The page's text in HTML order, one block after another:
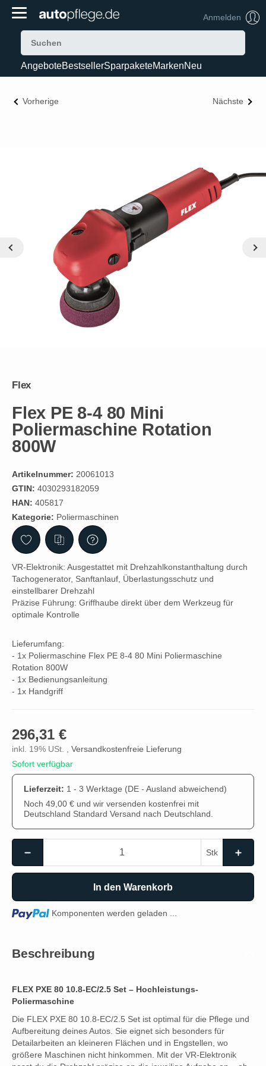
Anmelden
AngeboteBestsellerSparpaketeMarkenNeu
Vorherige Nächste
Flex
Flex PE 8-4 80 Mini
Poliermaschine Rotation
800W
Artikelnummer: 20061013
GTIN: 4030293182059
HAN: 405817
Kategorie: Poliermaschinen
VR-Elektronik: Ausgestattet mit Drehzahlkonstanthaltung durch
Tachogenerator, Sanftanlauf, Überlastungsschutz und
einstellbarer Drehzahl
Präzise Führung: Griffhaube direkt über dem Werkzeug für
optimale Kontrolle
Lieferumfang:
- 1x Poliermaschine Flex PE 8-4 80 Mini Poliermaschine
Rotation 800W
- 1x Bedienungsanleitung
- 1x Handgriff
296,31 €
inkl. 19% USt. , Versandkostenfreie Lieferung
Sofort verfügbar
Lieferzeit: 1 - 3 Werktage (DE - Ausland abweichend)
Noch 49,00 € und wir versenden kostenfrei mit
Deutschland Standard Versand nach Deutschland.
Stk
In den Warenkorb
Loading... Komponenten werden geladen ...
Beschreibung
FLEX PXE 80 10.8-EC/2.5 Set – Hochleistungs-
Poliermaschine
Die FLEX PXE 80 10.8-EC/2.5 Set ist optimal für die Pflege und
Aufbereitung deines Autos. Sie eignet sich besonders für
Detailarbeiten an kleineren Flächen und in Engstellen, wo
größere Maschinen nicht hinkommen. Mit der VR-Elektronik